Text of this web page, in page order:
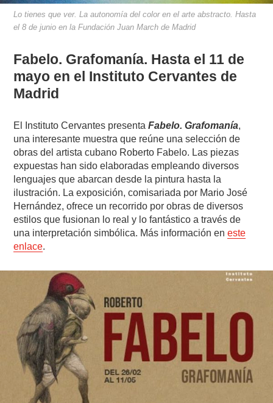
Lo tienes que ver. La autonomía del color en el arte abstracto. Hasta
el 8 de junio en la Fundación Juan March de Madrid
Fabelo. Grafomanía. Hasta el 11 de
mayo en el Instituto Cervantes de
Madrid
El Instituto Cervantes presentaFabelo. Grafomanía,
una interesante muestra que reúne una selección de
obras del artista cubano Roberto Fabelo. Las piezas
expuestas han sido elaboradas empleando diversos
lenguajes que abarcan desde la pintura hasta la
ilustración. La exposición, comisariada por Mario José
Hernández, ofrece un recorrido por obras de diversos
estilos que fusionan lo real y lo fantástico a través de
una interpretación simbólica. Más información eneste
enlace.